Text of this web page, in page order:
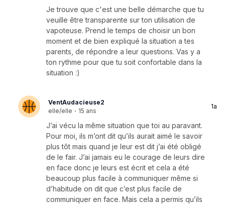
Je trouve que c'est une belle démarche que tu
veuille être transparente sur ton utilisation de
vapoteuse. Prend le temps de choisir un bon
moment et de bien expliqué la situation a tes
parents, de répondre a leur questions. Vas y a
ton rythme pour que tu soit confortable dans la
situation :)
VentAudacieuse2
elle/elle · 15 ans
1a
J’ai vécu la même situation que toi au paravant.
Pour moi, ils m’ont dit qu’ils aurait aimé le savoir
plus tôt mais quand je leur est dit j’ai été obligé
de le fair. J’ai jamais eu le courage de leurs dire
en face donc je leurs est écrit et cela a été
beaucoup plus facile à communiquer même si
d’habitude on dit que c’est plus facile de
communiquer en face. Mais cela a permis qu’ils